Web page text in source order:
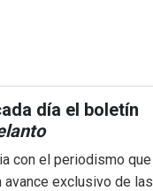
día el boletín
con el periodismo que
avance exclusivo de las